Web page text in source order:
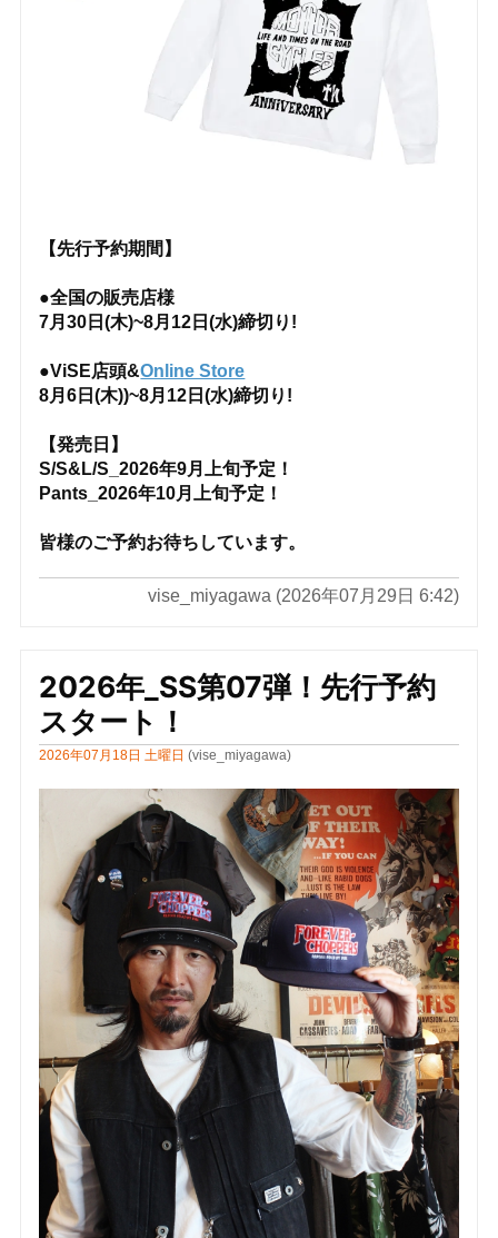
【先行予約期間】
●全国の販売店様
7月30日(木)~8月12日(水)締切り!
●ViSE店頭&Online Store
8月6日(木))~8月12日(水)締切り!
【発売日】
S/S&L/S_2026年9月上旬予定！
Pants_2026年10月上旬予定！
皆様のご予約お待ちしています。
vise_miyagawa (2026年07月29日 6:42)
2026年_SS第07弾！先行予約
スタート！
2026年07月18日 土曜日 (vise_miyagawa)